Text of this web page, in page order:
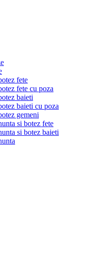
fete
fete cu poza
baieti
baieti cu poza
gemeni
si botez fete
si botez baieti